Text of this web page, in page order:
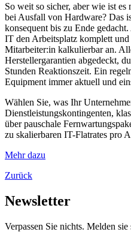
So weit so sicher, aber wie ist
bei Ausfall von Hardware? Das
konsequent bis zu Ende
IT den Arbeitsplatz komplett
Mitarbeiter:in kalkulierbar an.
Herstellergarantien abgedeckt,
Stunden Reaktionszeit. Ein
Equipment immer aktuell und
Wählen Sie, was Ihr
Dienstleistungskontingenten,
über pauschale
zu skalierbaren IT-Flatrates pro
Mehr dazu
Zurück
Newsletter
Verpassen Sie nichts. Melden